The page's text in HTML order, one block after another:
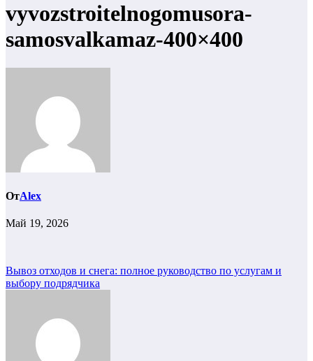
vyvozstroitelnogomusora-
samosvalkamaz-400×400
ОтAlex
Май 19, 2026
Навигация
по
Вывоз отходов и снега: полное руководство по услугам и
выбору подрядчика